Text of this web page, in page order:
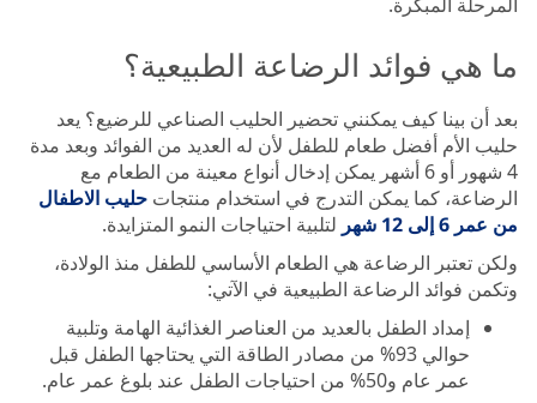
ما هي فوائد الرضاعة الطبيعية؟
بعد أن بينا كيف يمكنني تحضير الحليب الصناعي للرضيع؟ يعد
حليب الأم أفضل طعام للطفل لأن له العديد من الفوائد وبعد مدة
4 شهور أو 6 أشهر يمكن إدخال أنواع معينة من الطعام مع
الرضاعة، كما يمكن التدرج في استخدام منتجات حليب الاطفال
من عمر 6 إلى 12 شهر
لتلبية احتياجات النمو المتزايدة.
ولكن تعتبر الرضاعة هي الطعام الأساسي للطفل منذ الولادة،
وتكمن فوائد الرضاعة الطبيعية في الآتي:
إمداد الطفل بالعديد من العناصر الغذائية الهامة وتلبية
حوالي 93% من مصادر الطاقة التي يحتاجها الطفل قبل
عمر عام و50% من احتياجات الطفل عند بلوغ عمر عام.